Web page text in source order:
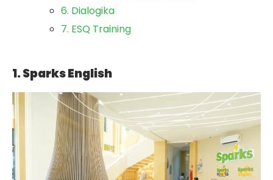
6. Dialogika
7. ESQ Training
1. Sparks English